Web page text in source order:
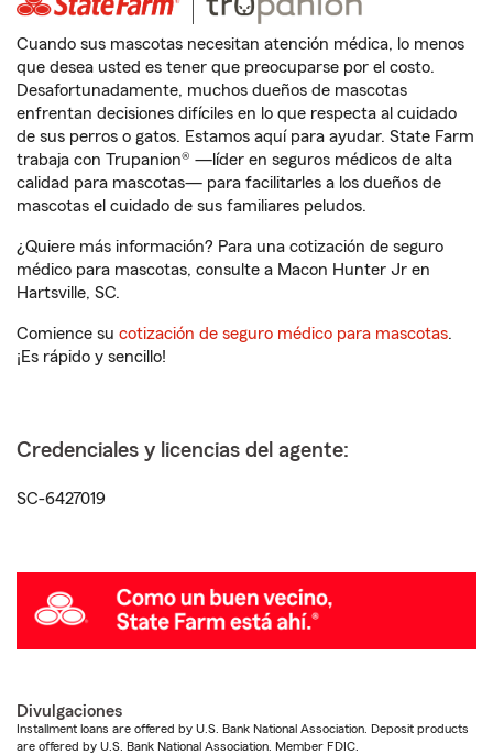
Cuando sus mascotas necesitan atención médica, lo menos
que desea usted es tener que preocuparse por el costo.
Desafortunadamente, muchos dueños de mascotas
enfrentan decisiones difíciles en lo que respecta al cuidado
de sus perros o gatos. Estamos aquí para ayudar. State Farm
trabaja con Trupanion® —líder en seguros médicos de alta
calidad para mascotas— para facilitarles a los dueños de
mascotas el cuidado de sus familiares peludos.
¿Quiere más información? Para una cotización de seguro
médico para mascotas, consulte a Macon Hunter Jr en
Hartsville, SC.
Comience su cotización de seguro médico para mascotas.
¡Es rápido y sencillo!
Credenciales y licencias del agente:
SC-6427019
Divulgaciones
Installment loans are offered by U.S. Bank National Association. Deposit products
are offered by U.S. Bank National Association. Member FDIC.